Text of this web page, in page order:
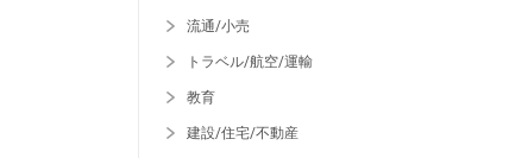
流通/小売
トラベル/航空/運輸
教育
建設/住宅/不動産